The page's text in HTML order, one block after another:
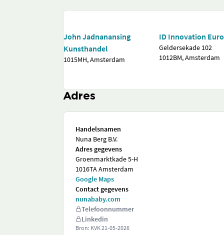
John Jadnanansing
Kunsthandel
1015MH, Amsterdam
ID Innovation
Geldersekade 102
1012BM, Amsterdam
Adres
Handelsnamen
Nuna Berg B.V.
Adres gegevens
Groenmarktkade 5-H
1016TA Amsterdam
Google Maps
Contact gegevens
nunababy.com
Telefoonnummer
Linkedin
Bron: KVK21-05-2026